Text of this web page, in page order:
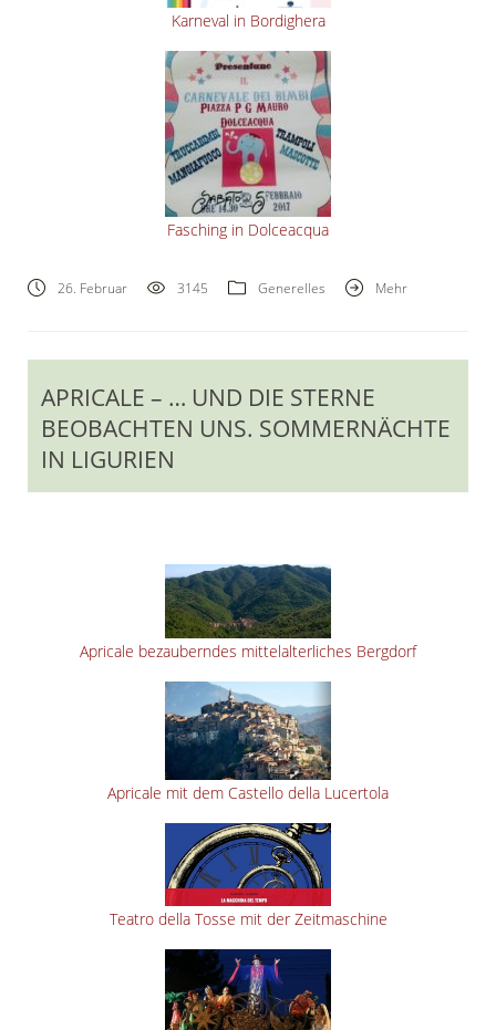
Karneval in Bordighera
Fasching in Dolceacqua
26. Februar 3145 Generelles Mehr
APRICALE – … UND DIE STERNE
BEOBACHTEN UNS. SOMMERNÄCHTE
IN LIGURIEN
Apricale bezauberndes mittelalterliches Bergdorf
Apricale mit dem Castello della Lucertola
Teatro della Tosse mit der Zeitmaschine